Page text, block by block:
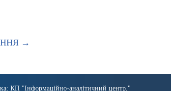
→
КП "Інформаційно-аналітичний центр."